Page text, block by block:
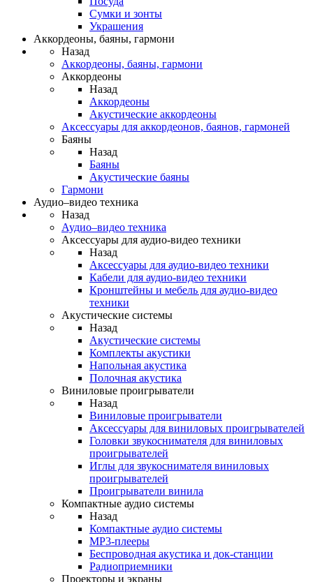
Сумки и зонты
Украшения
Аккордеоны, баяны, гармони
Назад
Аккордеоны, баяны, гармони
Аккордеоны
Назад
Аккордеоны
Акустические аккордеоны
Аксессуары для аккордеонов, баянов, гармоней
Баяны
Назад
Баяны
Акустические баяны
Гармони
Аудио–видео техника
Назад
Аудио–видео техника
Аксессуары для аудио-видео техники
Назад
Аксессуары для аудио-видео техники
Кабели для аудио-видео техники
Кронштейны и мебель для аудио-видео
техники
Акустические системы
Назад
Акустические системы
Комплекты акустики
Напольная акустика
Полочная акустика
Виниловые проигрыватели
Назад
Виниловые проигрыватели
Аксессуары для виниловых проигрывателей
Головки звукоснимателя для виниловых
проигрывателей
Иглы для звукоснимателя виниловых
проигрывателей
Проигрыватели винила
Компактные аудио системы
Назад
Компактные аудио системы
MP3-плееры
Беспроводная акустика и док-станции
Радиоприемники
Проекторы и экраны